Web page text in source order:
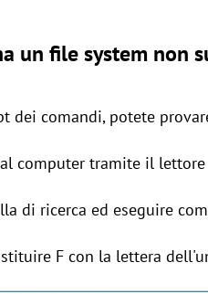
un file system non
dei comandi, potete
computer tramite il
di ricerca ed eseguire
F con la lettera